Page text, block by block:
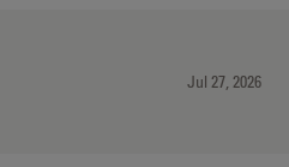
Jul 27, 2026